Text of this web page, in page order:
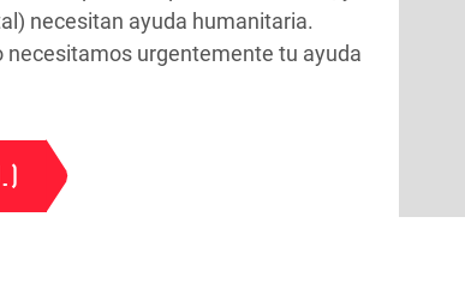
necesitan ayuda humanitaria.
necesitamos urgentemente tu ayuda